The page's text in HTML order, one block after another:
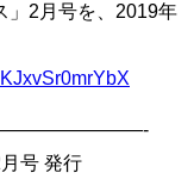
」2月号を、2019年
号 発行